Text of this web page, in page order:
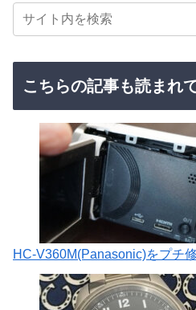
こちらの記事も読まれ
HC-V360M(Panasonic)をプチ修